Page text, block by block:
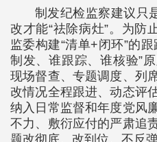
制发纪检监察建议只
改才能“祛除病灶”。为防
监委构建“清单+闭环”的
制发、谁跟踪、谁核验”
现场督查、专题调度、列
改情况全程跟进、动态评
纳入日常监督和年度党风
不力、敷衍应付的严肃追
题改彻底、改到位、不反弹